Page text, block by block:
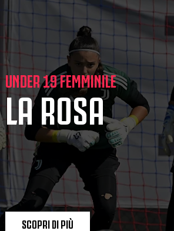
UNDER 19 FEMMINILE
LA ROSA
SCOPRI DI PIÙ